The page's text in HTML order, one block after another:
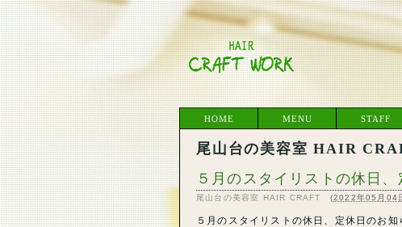
HOME MENU STAFF
尾山台の美容室 HAIR
５月のスタイリストの休日
尾山台の美容室 HAIR CRAFT (2022年05月04
５月のスタイリストの休日、定休日のお知